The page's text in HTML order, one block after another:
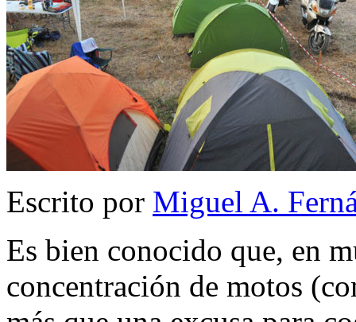
Escrito por Miguel A.
Es bien conocido que, en
concentración de motos